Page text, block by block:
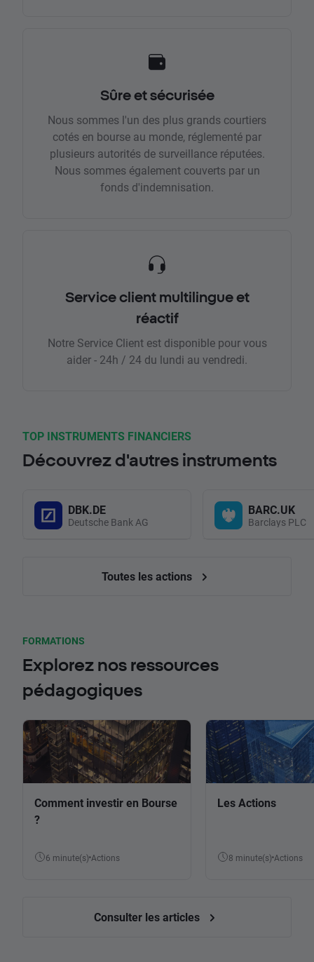
Sûre et sécurisée
Nous sommes l'un des plus grands courtiers
cotés en bourse au monde, réglementé par
plusieurs autorités de surveillance réputées.
Nous sommes également couverts par un
fonds d'indemnisation.
Service client multilingue et
réactif
Notre Service Client est disponible pour vous
aider - 24h / 24 du lundi au vendredi.
TOP INSTRUMENTS FINANCIERS
Découvrez d'autres instruments
DBK.DE
Deutsche Bank AG
BARC.UK
Barclays PLC
Toutes les actions
FORMATIONS
Explorez nos ressources
pédagogiques
Comment investir en Bourse
?
6 minute(s) Actions
Les Actions
8 minute(s) Actions
Consulter les articles